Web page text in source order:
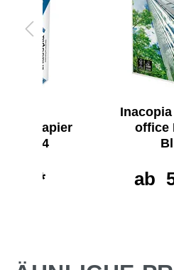
DIN A4
€*
office
ab